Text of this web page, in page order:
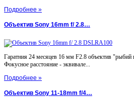
Подробнее »
Объектив Sony 16mm f/ 2.8…
Гаратния 24 месяцев 16 мм F2.8 объектив "рыбий
Фокусное расстояние - эквивале...
Подробнее »
Объектив Sony 11-18mm f/4…